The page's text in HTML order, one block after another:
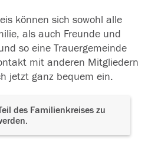
können sich sowohl alle
als auch Freunde und
so eine Trauergemeinde
mit anderen Mitgliedern
jetzt ganz bequem ein.
des Familienkreises zu